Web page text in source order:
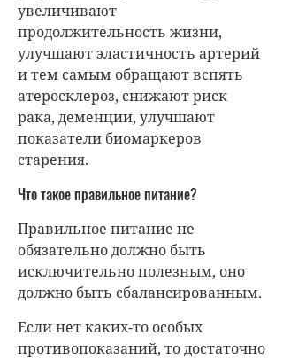
увеличивают
продолжительность жизни,
улучшают эластичность артерий
и тем самым обращают вспять
атеросклероз, снижают риск
рака, деменции, улучшают
показатели биомаркеров
старения.
Что такое правильное питание?
Правильное питание не
обязательно должно быть
исключительно полезным, оно
должно быть сбалансированным.
Если нет каких-то особых
противопоказаний, то достаточно